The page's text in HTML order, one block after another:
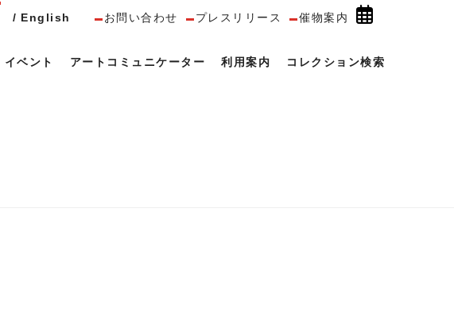
English お問い合わせ プレスリリース 催物案内
イベント アートコミュニケーター 利用案内 コレクション検索